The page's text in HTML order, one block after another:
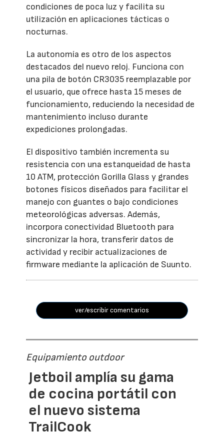
condiciones de poca luz y facilita su
utilización en aplicaciones tácticas o
nocturnas.
La autonomía es otro de los aspectos
destacados del nuevo reloj. Funciona con
una pila de botón CR3035 reemplazable por
el usuario, que ofrece hasta 15 meses de
funcionamiento, reduciendo la necesidad de
mantenimiento incluso durante
expediciones prolongadas.
El dispositivo también incrementa su
resistencia con una estanqueidad de hasta
10 ATM, protección Gorilla Glass y grandes
botones físicos diseñados para facilitar el
manejo con guantes o bajo condiciones
meteorológicas adversas. Además,
incorpora conectividad Bluetooth para
sincronizar la hora, transferir datos de
actividad y recibir actualizaciones de
firmware mediante la aplicación de Suunto.
ver/escribir comentarios
Equipamiento outdoor
Jetboil amplía su gama
de cocina portátil con
el nuevo sistema
TrailCook